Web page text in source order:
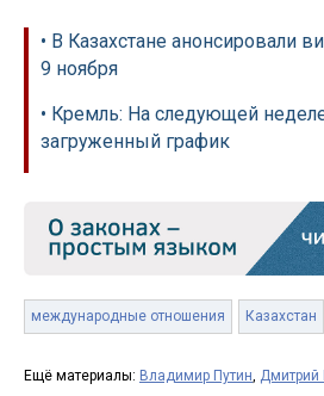
• В Казахстане анонсировали
9 ноября
• Кремль: На следующей
загруженный график
международные отношения Казахстан
Ещё материалы: Владимир Путин, Дмитрий